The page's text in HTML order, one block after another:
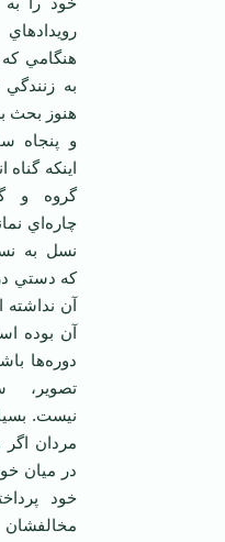
هنگامي که
به
هنوز بحث
و پنجاه
اينکه
گروه و
چاره‌اي
نسل به
که دستي
آن نداشته
آن بوده
دوره‌ها
تصوير،
نيست.
مردان اگر
در ميان
خود